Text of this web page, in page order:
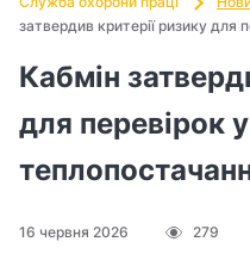
затвердив критерії ризику для
Кабмін
для перевірок
16 червня 2026 279
р
б
о